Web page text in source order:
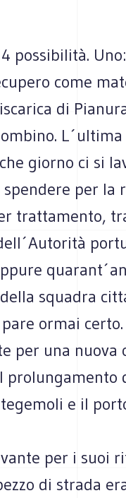
possibilità.
come
di
giorno ci si
per la
trattamento,
squadra
ormai
per una nuova
prolungamento
e il
per i suoi
di strada